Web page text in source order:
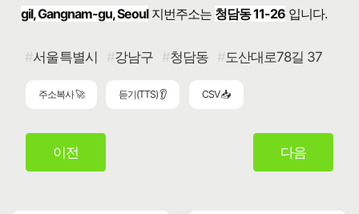
gil, Gangnam-gu, Seoul지번주소는 청담동 11-26 입니다.
서울특별시 강남구 청담동 도산대로78길 37
주소복사 🚀 듣기(TTS) 👂 CSV 📥
이전 다음